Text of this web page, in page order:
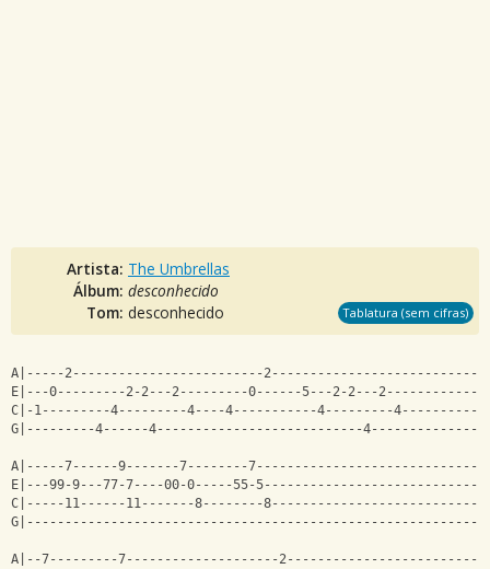
Artista: The Umbrellas
Álbum: desconhecido
Tom: desconhecido Tablatura (sem cifras)
A|-----2-------------------------
E|---0---------2-2---2---------0------5---2-2---
C|-1---------4---------4----4-----------4---------
G|---------4------4---------------------------
A|-----7------9-------7--------
E|---99-9---77-7----00-0-----55-
C|-----11------11-------8--------
A|--7---------7--------------------